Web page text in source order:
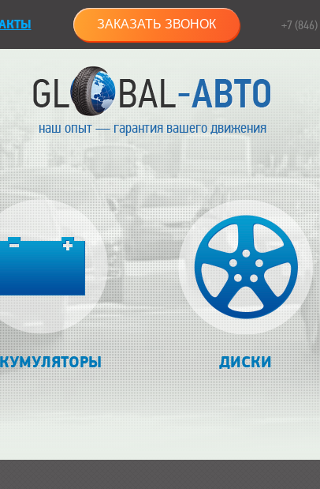
ЗАКАЗАТЬ ЗВОНОК +7 (846)
наш опыт — гарантия вашего движения
ДИСКИ